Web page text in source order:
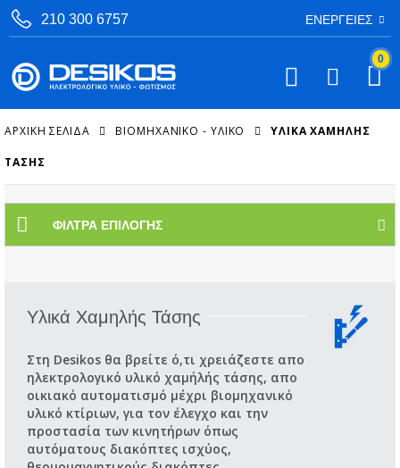
210 300 6757 ΕΝΈΡΓΕΙΕΣ
0
ΑΡΧΙΚΉ ΣΕΛΊΔΑ ΒΙΟΜΗΧΑΝΙΚΟ - ΥΛΙΚΟ ΥΛΙΚΆ ΧΑΜΗΛΉΣ
ΤΆΣΗΣ
ΦΊΛΤΡΑ ΕΠΙΛΟΓΉΣ
Υλικά Χαμηλής Τάσης
Στη Desikos θα βρείτε ό,τι χρειάζεστε απο
ηλεκτρολογικό υλικό χαμήλής τάσης, απο
οικιακό αυτοματισμό μέχρι βιομηχανικό
υλικό κτίριων, για τον έλεγχο και την
προστασία των κινητήρων όπως
αυτόματους διακόπτες ισχύος,